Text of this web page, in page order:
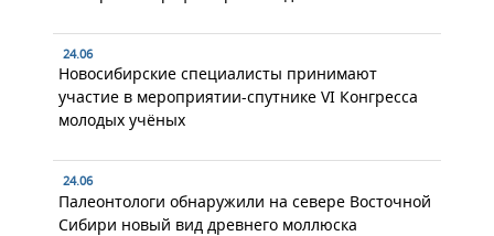
24.06
Новосибирские специалисты принимают
участие в мероприятии-спутнике VI Конгресса
молодых учёных
24.06
Палеонтологи обнаружили на севере Восточной
Сибири новый вид древнего моллюска